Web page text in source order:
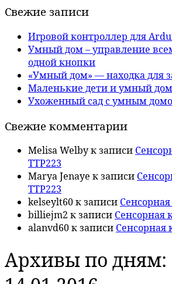
Свежие записи
Игровой контроллер для
Умный дом – управление
одной кнопки
«Умный дом» — находка для
Маленькие дети и умный дом
Ухоженный сад с умным
Свежие комментарии
Melisa Welbyк записи
TTP223
Marya Jenaye к записи
TTP223
kelseylt60к записи
billiejm2 к записи Сенсорная
alanvd60к записи Сенсорная
Архивы по дням: